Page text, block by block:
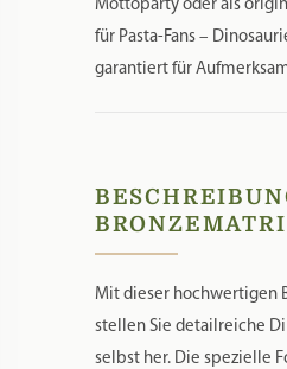
Mottoparty oder als
für Pasta-Fans –
garantiert für
Mit dieser hochwertigen
stellen Sie detailreiche
selbst her. Die spezielle